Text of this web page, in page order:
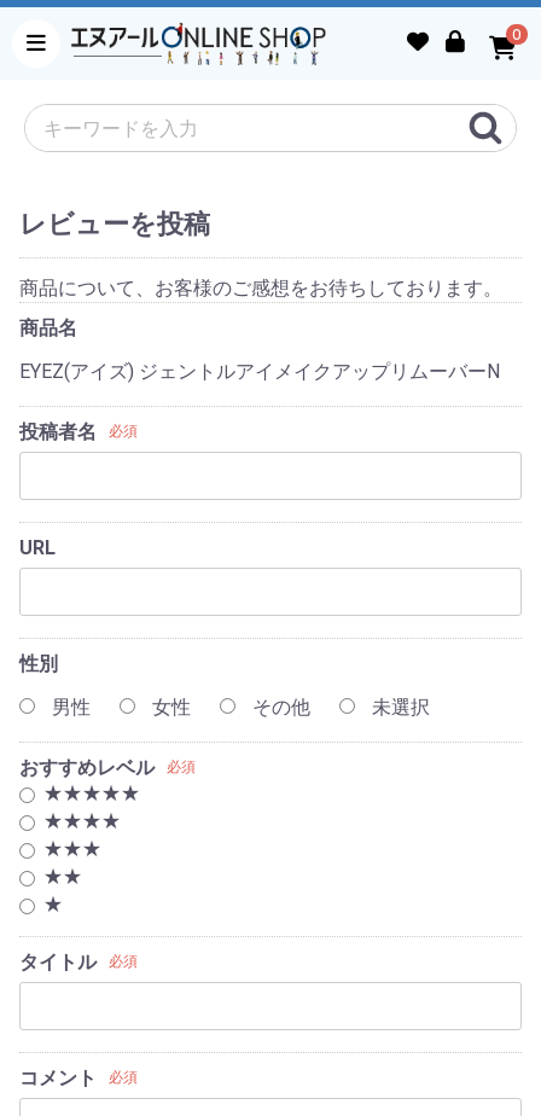
0
レビューを投稿
商品について、お客様のご感想をお待ちしております。
商品名
EYEZ(アイズ) ジェントルアイメイクアップリムーバーN
投稿者名 必須
URL
性別
男性
女性 その他 未選択
おすすめレベル 必須
★★★★★
★★★★
★★★
★★
★
タイトル 必須
コメント 必須